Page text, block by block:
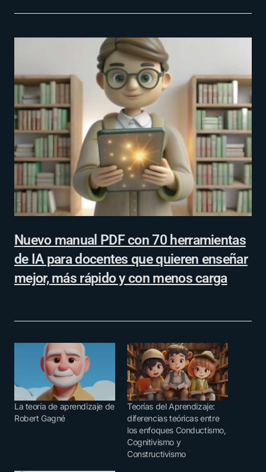
Nuevo manual PDF con 70 herramientas
de IA para docentes que quieren enseñar
mejor, más rápido y con menos carga
La teoría de aprendizaje de
Robert Gagné
Teorías del Aprendizaje:
diferencias teóricas entre
los enfoques Conductismo,
Cognitivismo y
Constructivismo